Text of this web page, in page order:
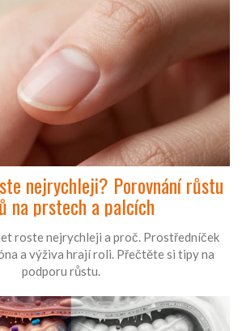
nejrychleji? Porovnání růstu
na prstech a palcích
roste nejrychleji a proč. Prostředníček
a výživa hrají roli. Přečtěte si tipy na
podporu růstu.